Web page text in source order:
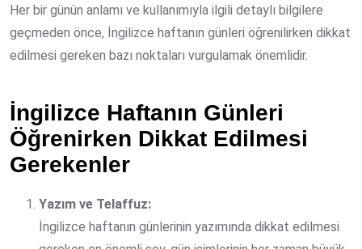
Her bir günün anlamı ve kullanımıyla ilgili detaylı bilgilere
geçmeden önce, İngilizce haftanın günleri öğrenilirken dikkat
edilmesi gereken bazı noktaları vurgulamak önemlidir.
İngilizce Haftanın Günleri
Öğrenirken Dikkat Edilmesi
Gerekenler
Yazım ve Telaffuz:
İngilizce haftanın günlerinin yazımında dikkat edilmesi